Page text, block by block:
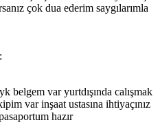
çok dua ederim saygılarımla
belgem var yurtdışında calışmak
var inşaat ustasına ihtiyaçınız
hazır